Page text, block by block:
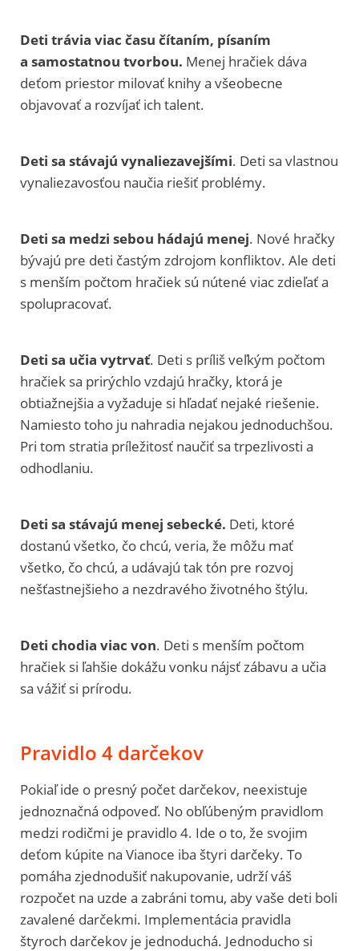
Deti trávia viac času čítaním, písaním
a samostatnou tvorbou. Menej hračiek dáva
deťom priestor milovať knihy a všeobecne
objavovať a rozvíjať ich talent.
Deti sa stávajú vynaliezavejšími. Deti sa vlastnou
vynaliezavosťou naučia riešiť problémy.
Deti sa medzi sebou hádajú menej. Nové hračky
bývajú pre deti častým zdrojom konfliktov. Ale deti
s menším počtom hračiek sú nútené viac zdieľať a
spolupracovať.
Deti sa učia vytrvať. Deti s príliš veľkým počtom
hračiek sa prirýchlo vzdajú hračky, ktorá je
obtiažnejšia a vyžaduje si hľadať nejaké riešenie.
Namiesto toho ju nahradia nejakou jednoduchšou.
Pri tom stratia príležitosť naučiť sa trpezlivosti a
odhodlaniu.
Deti sa stávajú menej sebecké. Deti, ktoré
dostanú všetko, čo chcú, veria, že môžu mať
všetko, čo chcú, a udávajú tak tón pre rozvoj
nešťastnejšieho a nezdravého životného štýlu.
Deti chodia viac von. Deti s menším počtom
hračiek si ľahšie dokážu vonku nájsť zábavu a učia
sa vážiť si prírodu.
Pravidlo 4 darčekov
Pokiaľ ide o presný počet darčekov, neexistuje
jednoznačná odpoveď. No obľúbeným pravidlom
medzi rodičmi je pravidlo 4. Ide o to, že svojim
deťom kúpite na Vianoce iba štyri darčeky. To
pomáha zjednodušiť nakupovanie, udrží váš
rozpočet na uzde a zabráni tomu, aby vaše deti boli
zavalené darčekmi. Implementácia pravidla
štyroch darčekov je jednoduchá. Jednoducho si